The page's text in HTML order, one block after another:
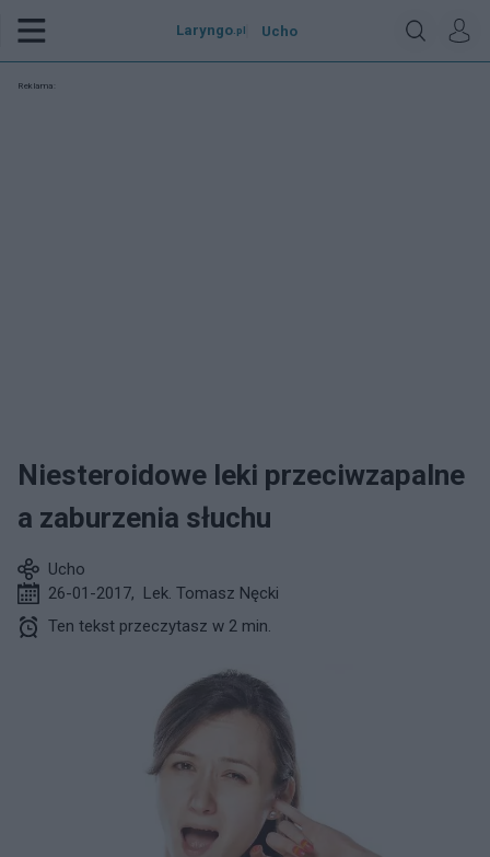
Laryngo.pl Ucho
Reklama:
Niesteroidowe leki przeciwzapalne
a zaburzenia słuchu
Ucho
26-01-2017, Lek. Tomasz Nęcki
Ten tekst przeczytasz w 2 min.